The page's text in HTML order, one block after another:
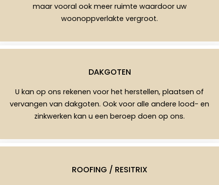
maar vooral ook meer ruimte waardoor uw
woonoppverlakte vergroot.
DAKGOTEN
U kan op ons rekenen voor het herstellen, plaatsen of
vervangen van dakgoten. Ook voor alle andere lood- en
zinkwerken kan u een beroep doen op ons.
ROOFING / RESITRIX